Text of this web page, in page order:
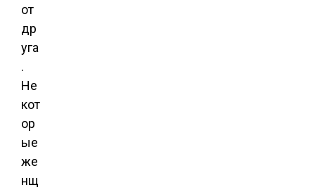
от
др
уга
.
Не
кот
ор
ые
же
нщ